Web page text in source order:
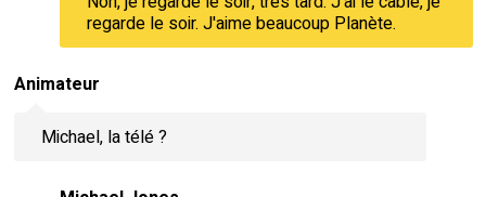
regarde le soir. J'aime beaucoup Planète.
Animateur
Michael, la télé ?